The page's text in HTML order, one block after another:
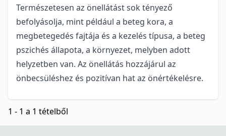
Természetesen az önellátást sok tényező
befolyásolja, mint például a beteg kora, a
megbetegedés fajtája és a kezelés típusa, a beteg
pszichés állapota, a környezet, melyben adott
helyzetben van. Az önellátás hozzájárul az
önbecsüléshez és pozitívan hat az önértékelésre.
1 - 1 a 1 tételből